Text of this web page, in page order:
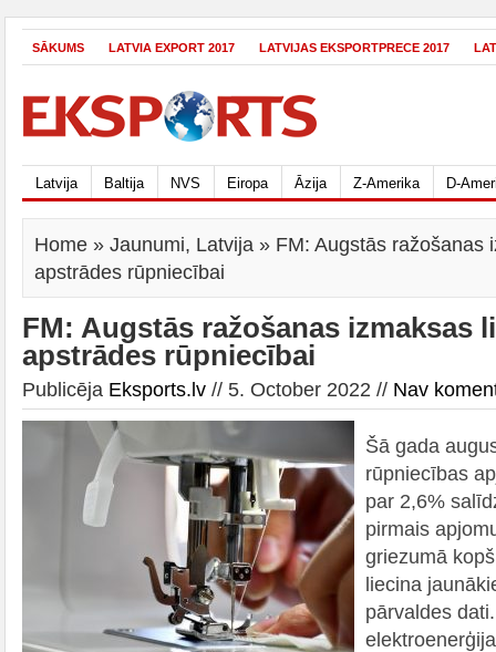
SĀKUMS LATVIA EXPORT 2017 LATVIJAS EKSPORTPRECE 2017
Latvija Baltija NVS Eiropa Āzija Z-Amerika D-
Home » Jaunumi, Latvija » FM: Augstās ražošanas
apstrādes rūpniecībai
FM: Augstās ražošanas izmaksas
apstrādes rūpniecībai
Publicēja Eksports.lv // 5. October 2022 // Nav
Šā gada
rūpniecības
par 2,6%
pirmais
griezumā
liecina
pārvaldes